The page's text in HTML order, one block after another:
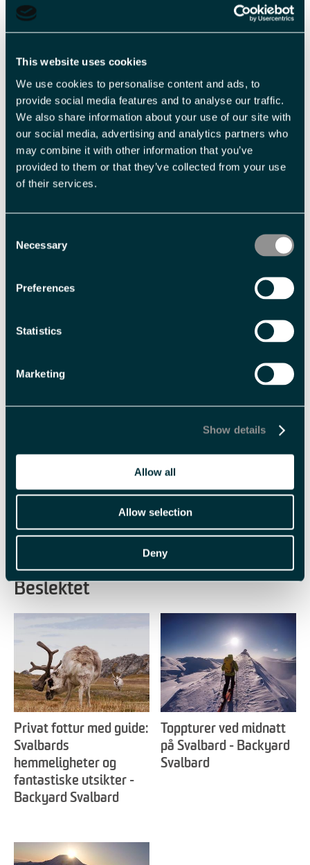
This website uses cookies
We use cookies to personalise content and ads, to
provide social media features and to analyse our traffic.
We also share information about your use of our site with
our social media, advertising and analytics partners who
may combine it with other information that you’ve
provided to them or that they’ve collected from your use
of their services.
Selection
Necessary
Preferences
Statistics
Marketing
Show details
Allow all
Allow selection
Deny
Veiledende priser
Billettype Billettavgift
Pris ved 2 deltakende personer NOK 8 900,00 pr. person
Med forbehold om prisendringer.
Sesong
2 dager -1 natt flere dager
Beslektet
Privat fottur med guide:
Svalbards
hemmeligheter og
fantastiske utsikter -
Backyard Svalbard
Toppturer ved midnatt
på Svalbard - Backyard
Svalbard